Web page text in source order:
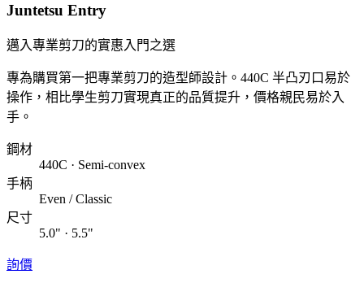
Juntetsu Entry
邁入專業剪刀的實惠入門之選
專為購買第一把專業剪刀的造型師設計。440C 半凸刃口易於
操作，相比學生剪刀實現真正的品質提升，價格親民易於入
手。
鋼材
440C · Semi-convex
手柄
Even / Classic
尺寸
5.0" · 5.5"
詢價